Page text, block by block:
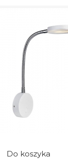
Do koszyka